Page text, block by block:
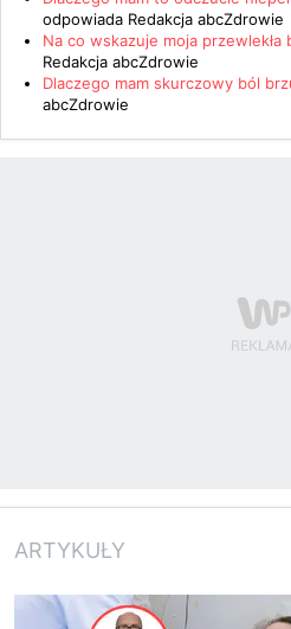
odpowiada Redakcja abcZdrowie
Na co wskazuje moja przewlekła
Redakcja abcZdrowie
Dlaczego mam skurczowy ból
abcZdrowie
ARTYKUŁY